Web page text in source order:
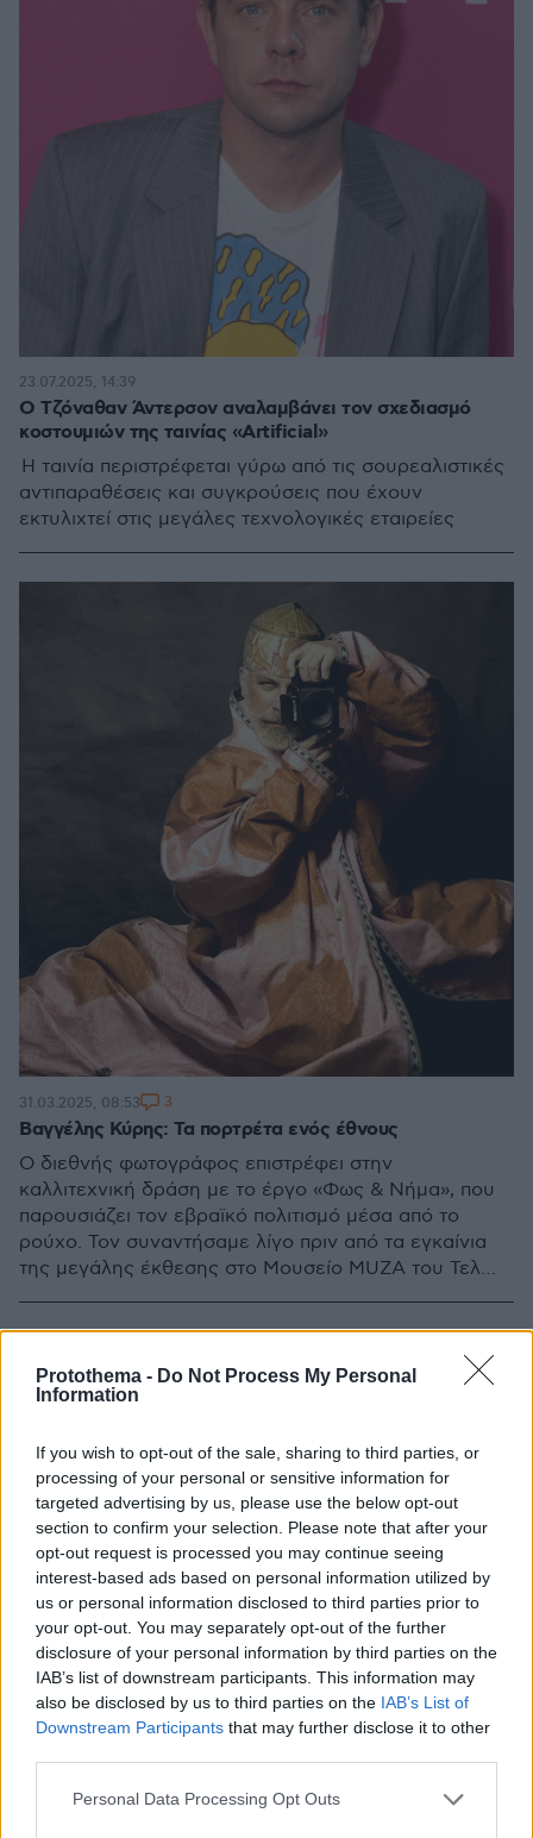
Protothema - Do Not Process My Personal
Information
If you wish to opt-out of the sale, sharing to third parties, or
processing of your personal or sensitive information for
targeted advertising by us, please use the below opt-out
section to confirm your selection. Please note that after your
opt-out request is processed you may continue seeing
interest-based ads based on personal information utilized by
us or personal information disclosed to third parties prior to
your opt-out. You may separately opt-out of the further
disclosure of your personal information by third parties on the
IAB’s list of downstream participants. This information may
also be disclosed by us to third parties on the IAB’s List of
Downstream Participants that may further disclose it to other
Please note that this website/app uses one or more Google
Personal Data Processing Opt Outs
Ο Τζόναθαν Άντερσον αναλαμβάνει τον σχεδιασμό
κοστουμιών της ταινίας «Artificial»
Η ταινία περιστρέφεται γύρω από τις σουρεαλιστικές
αντιπαραθέσεις και συγκρούσεις που έχουν
εκτυλιχτεί στις μεγάλες τεχνολογικές εταιρείες
23.07.2025, 14:39
Βαγγέλης Κύρης: Τα πορτρέτα ενός έθνους
Ο διεθνής φωτογράφος επιστρέφει στην
καλλιτεχνική δράση με το έργο «Φως & Νήμα», που
παρουσιάζει τον εβραϊκό πολιτισμό μέσα από το
ρούχο. Τον συναντήσαμε λίγο πριν από τα εγκαίνια
της μεγάλης έκθεσης στο Μουσείο MUZA του Τελ
31.03.2025, 08:53 3